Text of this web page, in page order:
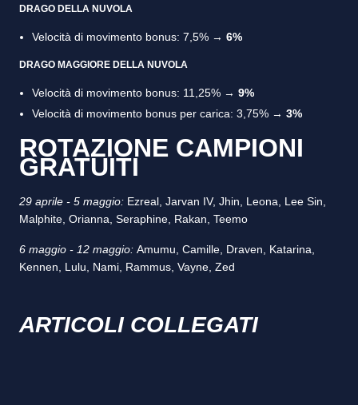
DRAGO DELLA NUVOLA
Velocità di movimento bonus: 7,5% → 6%
DRAGO MAGGIORE DELLA NUVOLA
Velocità di movimento bonus: 11,25% → 9%
Velocità di movimento bonus per carica: 3,75% → 3%
ROTAZIONE CAMPIONI
GRATUITI
29 aprile - 5 maggio: Ezreal, Jarvan IV, Jhin, Leona, Lee Sin,
Malphite, Orianna, Seraphine, Rakan, Teemo
6 maggio - 12 maggio: Amumu, Camille, Draven, Katarina,
Kennen, Lulu, Nami, Rammus, Vayne, Zed
ARTICOLI COLLEGATI